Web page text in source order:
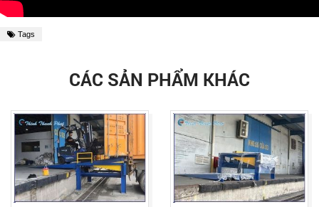
Tags
CÁC SẢN PHẨM KHÁC